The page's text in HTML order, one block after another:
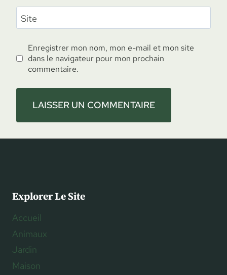
Site
Enregistrer mon nom, mon e-mail et mon site
dans le navigateur pour mon prochain
commentaire.
Explorer Le Site
Accueil
Animaux
Jardin
Maison